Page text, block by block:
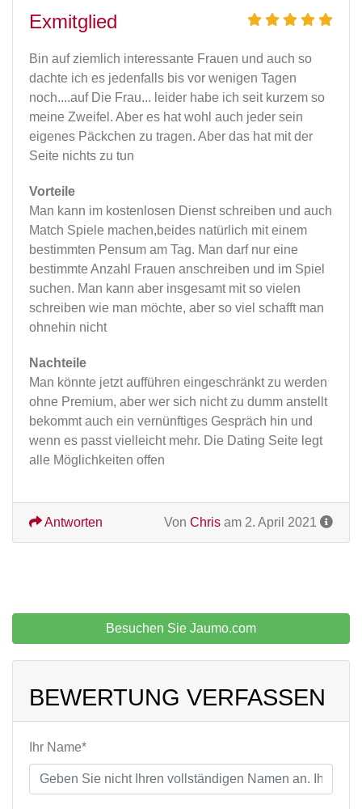
Exmitglied
Bin auf ziemlich interessante Frauen und auch so
dachte ich es jedenfalls bis vor wenigen Tagen
noch....auf Die Frau... leider habe ich seit kurzem so
meine Zweifel. Aber es hat wohl auch jeder sein
eigenes Päckchen zu tragen. Aber das hat mit der
Seite nichts zu tun
Vorteile
Man kann im kostenlosen Dienst schreiben und auch
Match Spiele machen,beides natürlich mit einem
bestimmten Pensum am Tag. Man darf nur eine
bestimmte Anzahl Frauen anschreiben und im Spiel
suchen. Man kann aber insgesamt mit so vielen
schreiben wie man möchte, aber so viel schafft man
ohnehin nicht
Nachteile
Man könnte jetzt aufführen eingeschränkt zu werden
ohne Premium, aber wer sich nicht zu dumm anstellt
bekommt auch ein vernünftiges Gespräch hin und
wenn es passt vielleicht mehr. Die Dating Seite legt
alle Möglichkeiten offen
Von Chris am 2. April 2021
Antworten
Besuchen Sie Jaumo.com
BEWERTUNG VERFASSEN
Ihr Name*